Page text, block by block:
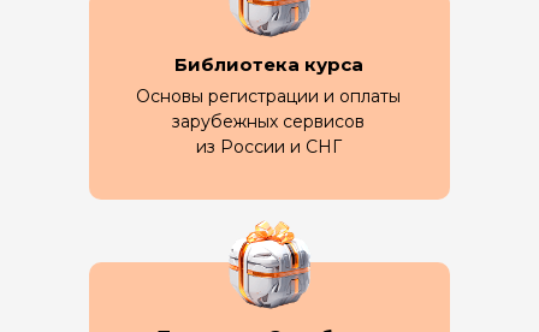
Основы регистрации и оплаты
зарубежных сервисов
из России и СНГ
Библиотека курса